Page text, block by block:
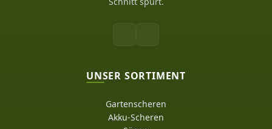
UNSER SORTIMENT
Gartenscheren
Akku-Scheren